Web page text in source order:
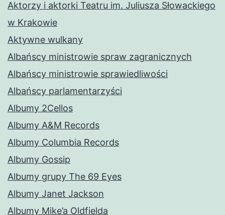
Aktorzy i aktorki Teatru im. Juliusza Słowackiego
w Krakowie
Aktywne wulkany
Albańscy ministrowie spraw zagranicznych
Albańscy ministrowie sprawiedliwości
Albańscy parlamentarzyści
Albumy 2Cellos
Albumy A&M Records
Albumy Columbia Records
Albumy Gossip
Albumy grupy The 69 Eyes
Albumy Janet Jackson
Albumy Mike’a Oldfielda